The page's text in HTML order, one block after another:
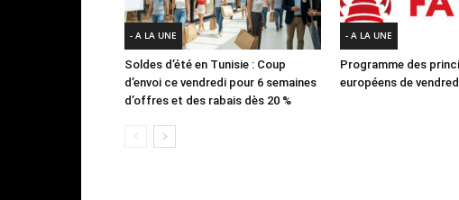
- A LA UNE
Soldes d’été en Tunisie : Coup
d’envoi ce vendredi pour 6 semaines
d’offres et des rabais dès 20 %
- A LA UNE
Programme des
européens de